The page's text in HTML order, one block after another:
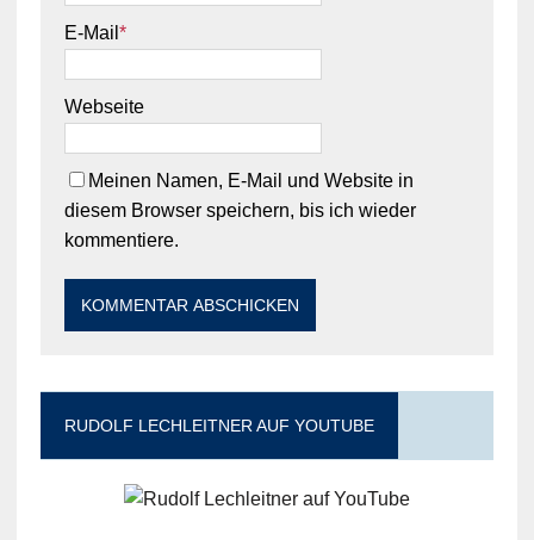
E-Mail *
Webseite
Meinen Namen, E-Mail und Website in
diesem Browser speichern, bis ich wieder
kommentiere.
RUDOLF LECHLEITNER AUF YOUTUBE